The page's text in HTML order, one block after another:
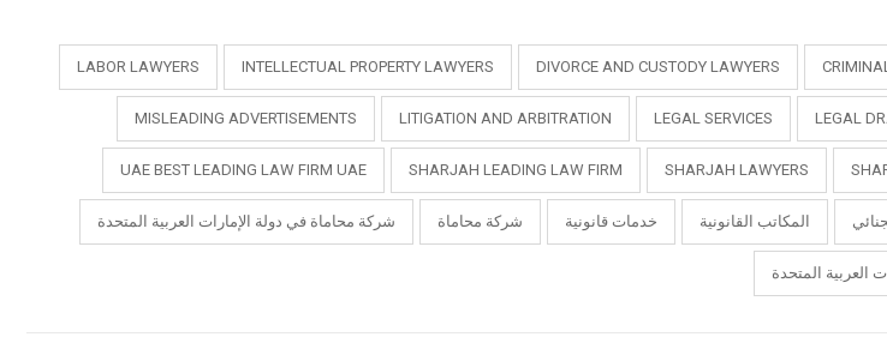
DIVORCE AND CUSTODY LAWYERS
INTELLECTUAL PROPERTY LAWYERS
LABOR LAWYERS
LEGAL
LEGAL SERVICES
LITIGATION AND ARBITRATION
MISLEADING ADVERTISEMENTS
SHARJAH LAWYERS
SHARJAH LEADING LAW FIRM
UAE BEST LEADING LAW FIRM UAE
المكاتب القانونية خدمات قانونية شركة محاماة شركة محاماة في دولة الإمارات العربية المتحدة
العربية المتحدة